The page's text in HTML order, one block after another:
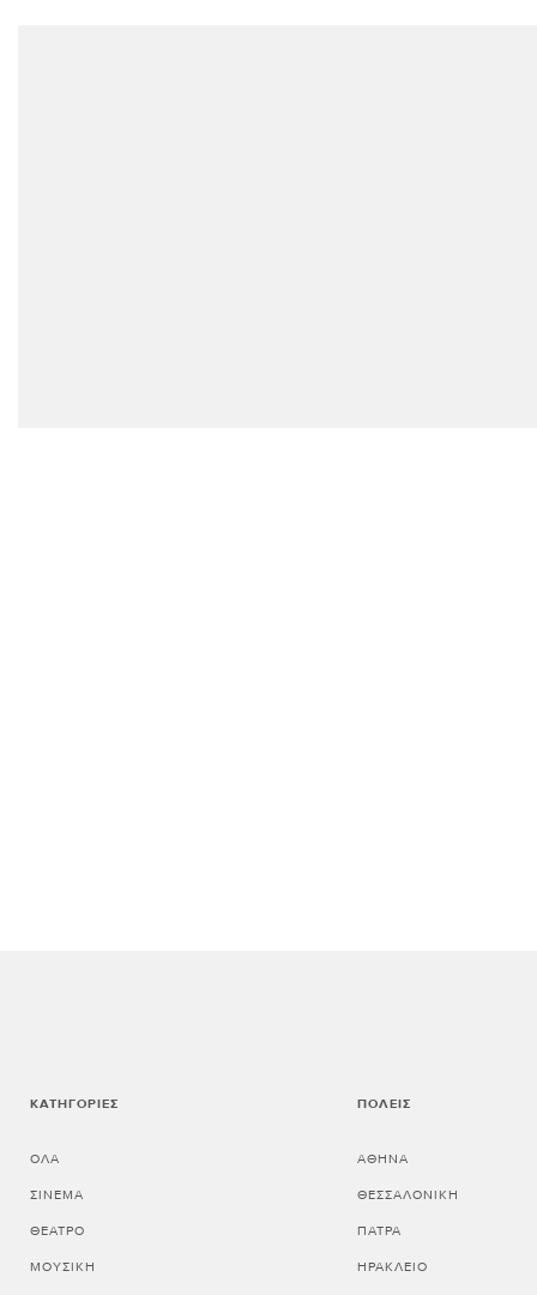
ΚΑΤΗΓΟΡΊΕΣ
ΌΛΑ
ΣΙΝΕΜΆ
ΘΈΑΤΡΟ
ΜΟΥΣΙΚΉ
ΠΌΛΕΙΣ
ΑΘΗΝΑ
ΘΕΣΣΑΛΟΝΙΚΗ
ΠΑΤΡΑ
ΗΡΑΚΛΕΙΟ